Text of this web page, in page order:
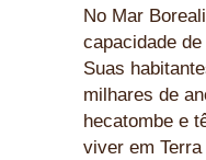
No Mar
capacidade
Suas
milhares de
hecatombe e
viver em